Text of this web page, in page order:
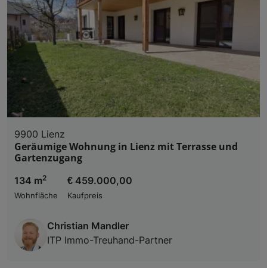
9900 Lienz
Geräumige Wohnung in Lienz mit Terrasse und
Gartenzugang
134 m2
Wohnfläche
€ 459.000,00
Kaufpreis
Christian Mandler
ITP Immo-Treuhand-Partner